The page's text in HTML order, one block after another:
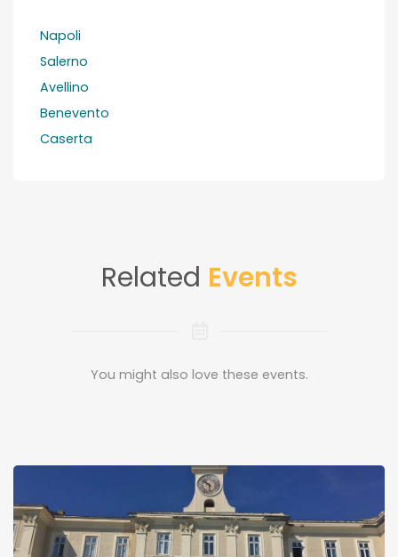
Napoli
Salerno
Avellino
Benevento
Caserta
Related Events
You might also love these events.